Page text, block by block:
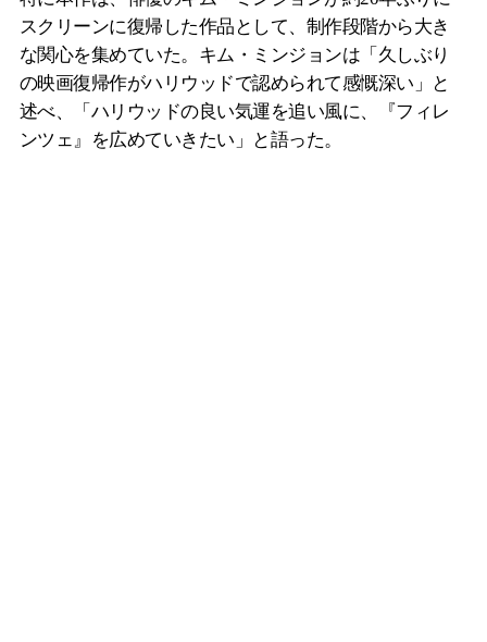
スクリーンに復帰した作品として、制作段階から大き
な関心を集めていた。キム・ミンジョンは「久しぶり
の映画復帰作がハリウッドで認められて感慨深い」と
述べ、「ハリウッドの良い気運を追い風に、『フィレ
ンツェ』を広めていきたい」と語った。